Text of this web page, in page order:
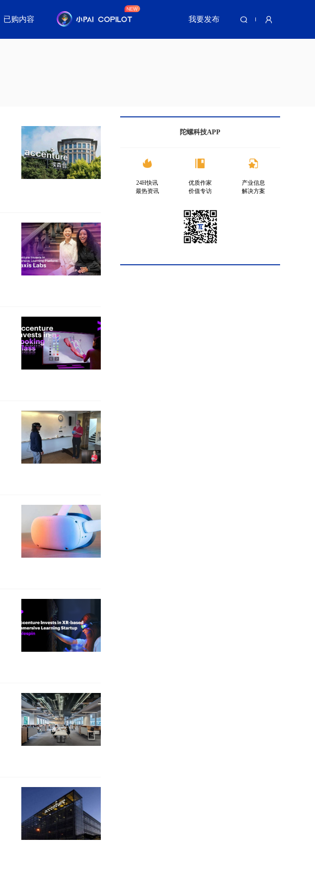
已购内容 我要发布
陀螺科技APP
24H快讯
最热资讯
优质作家
价值专访
产业信息
解决方案